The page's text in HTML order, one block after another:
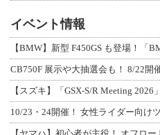
イベント情報
【BMW】新型 F450GS も登場！「
CB750F 展示や大抽選会も！ 8/22開
【スズキ】「GSX-S/R Meeting
10/23・24開催！ 女性ライダー向け